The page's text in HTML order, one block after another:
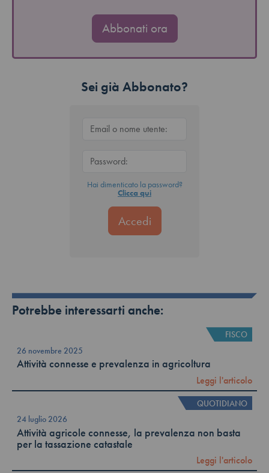
Abbonati ora
Sei già Abbonato?
Hai dimenticato la password?
Clicca qui
Potrebbe interessarti anche:
FISCO
26 novembre 2025
Attività connesse e prevalenza in agricoltura
Leggi l'articolo
QUOTIDIANO
24 luglio 2026
Attività agricole connesse, la prevalenza non basta
per la tassazione catastale
Leggi l'articolo